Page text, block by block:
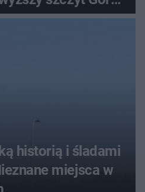
historią i śladami
miejsca w